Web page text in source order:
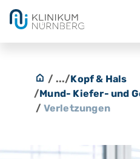
/ .../Kopf & Hals
/Mund- Kiefer- und
/ Verletzungen